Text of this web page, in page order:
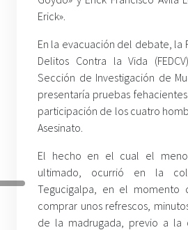
Erick».
En la evacuación del debate, la
Delitos Contra la Vida
Sección de Investigación de
presentaría pruebas
participación de los cuatro
Asesinato.
El hecho en el cual el
ultimado, ocurrió en la
Tegucigalpa, en el momento
comprar unos refrescos,
de la madrugada, previo a la